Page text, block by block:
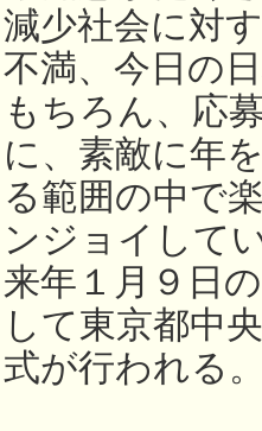
減少社会に対
不満、今日の
もちろん、応
に、素敵に年
る範囲の中で
ンジョイして
来年１月９日
して東京都中
式が行われる。